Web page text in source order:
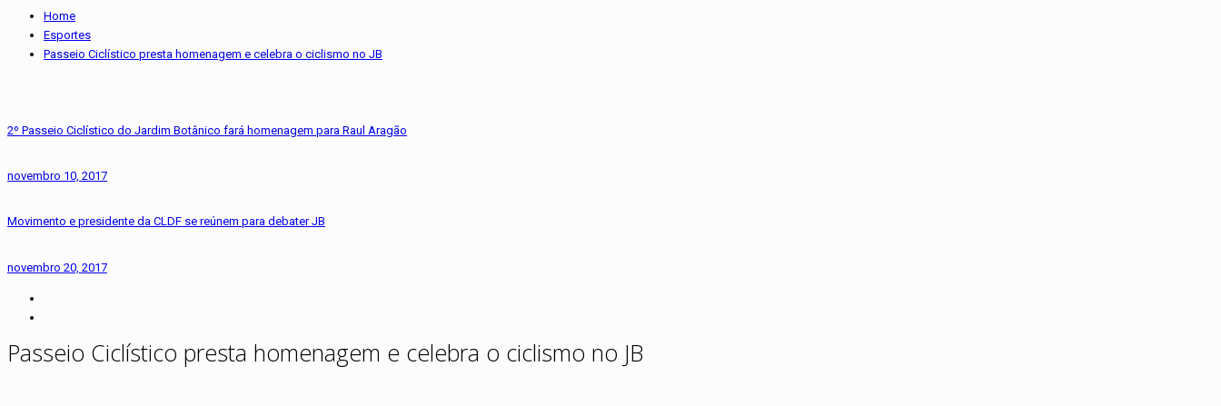
Home
Esportes
Passeio Ciclístico presta homenagem e celebra o ciclismo no JB
2º Passeio Ciclístico do Jardim Botânico fará homenagem para Raul Aragão
novembro 10, 2017
Movimento e presidente da CLDF se reúnem para debater JB
novembro 20, 2017
Passeio Ciclístico presta homenagem e celebra o ciclismo no JB